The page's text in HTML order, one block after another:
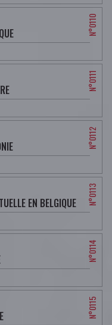
EN BELGIQUE